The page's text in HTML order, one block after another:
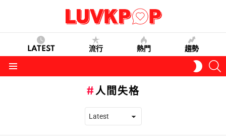
LATEST 流行 熱門 趨勢
SKIN
人間失格